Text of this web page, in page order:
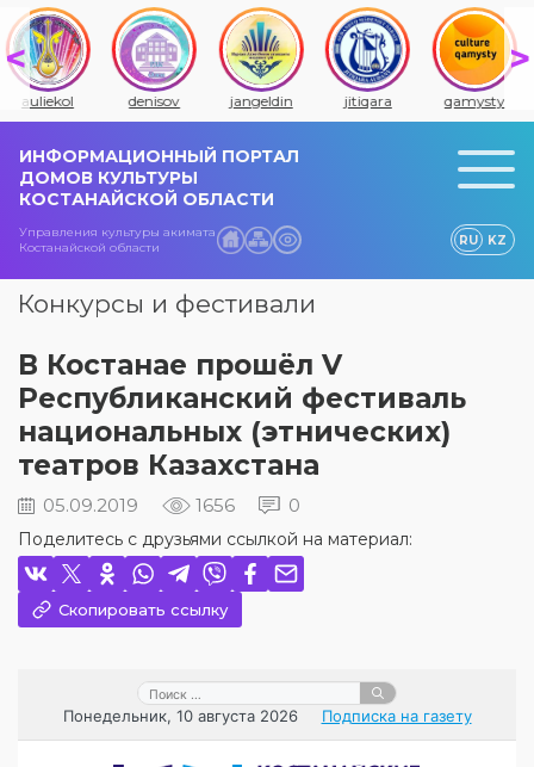
auliekol denisov jangeldin jitiqara qamysty
ИНФОРМАЦИОННЫЙ ПОРТАЛ
ДОМОВ КУЛЬТУРЫ
КОСТАНАЙСКОЙ ОБЛАСТИ
Управления культуры акимата
Костанайской области
RU KZ
Конкурсы и фестивали
В Костанае прошёл V
Республиканский фестиваль
национальных (этничес­ких)
театров Казахстана
05.09.2019 1656 0
Поделитесь с друзьями ссылкой на материал:
Скопировать ссылку